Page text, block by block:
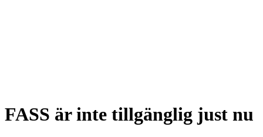
FASS är inte tillgänglig just nu